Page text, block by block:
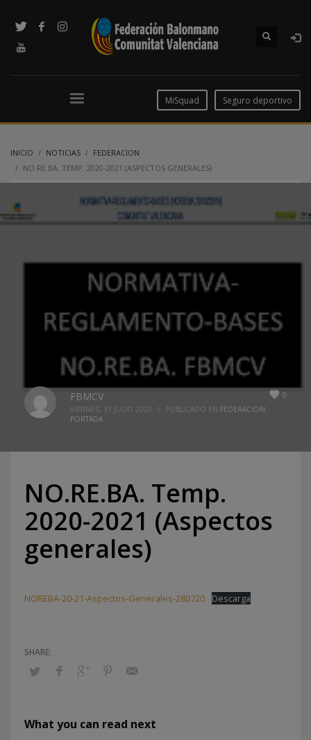
MiSquad Seguro deportivo
INICIO NOTICIAS
FEDERACION
NO.RE.BA. TEMP. 2020-2021 (ASPECTOS GENERALES)
0
FBMCV
VIERNES, 31 JULIO 2020 / PUBLICADO EN FEDERACION
PORTADA
NO.RE.BA. Temp.
2020-2021 (Aspectos
generales)
NOREBA-20-21-Aspectos-Generales-280720 Descarga
What you can read next